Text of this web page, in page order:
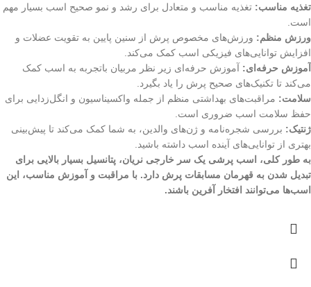
تغذیه مناسب: تغذیه مناسب و متعادل برای رشد و نمو صحیح اسب بسیار مهم
است.
ورزش منظم: ورزش‌های مخصوص پرش از سنین پایین به تقویت عضلات و
افزایش توانایی‌های فیزیکی اسب کمک می‌کند.
آموزش حرفه‌ای: آموزش حرفه‌ای زیر نظر مربیان باتجربه به اسب کمک
می‌کند تا تکنیک‌های صحیح پرش را یاد بگیرد.
سلامت: مراقبت‌های بهداشتی منظم از جمله واکسیناسیون و انگل‌زدایی برای
حفظ سلامت اسب ضروری است.
ژنتیک: بررسی شجره‌نامه و ژن‌های والدین، به شما کمک می‌کند تا پیش‌بینی
بهتری از توانایی‌های آینده اسب داشته باشید.
به طور کلی، اسب پرشی یک سر خارجی نریان، پتانسیل بسیار بالایی برای
تبدیل شدن به قهرمان مسابقات پرش دارد. با مراقبت و آموزش مناسب، این
اسب‌ها می‌توانند افتخار آفرین باشند.